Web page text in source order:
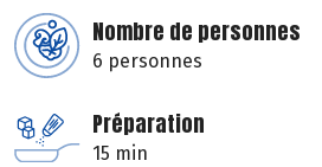
Nombre de personnes
6 personnes
Préparation
15 min